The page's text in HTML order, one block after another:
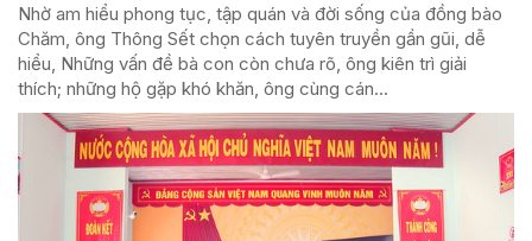
Nhờ am hiểu phong tục, tập quán và đời sống của đồng bào
Chăm, ông Thông Sết chọn cách tuyên truyền gần gũi, dễ
hiểu, Những vấn đề bà con còn chưa rõ, ông kiên trì giải
thích; những hộ gặp khó khăn, ông cùng cán...